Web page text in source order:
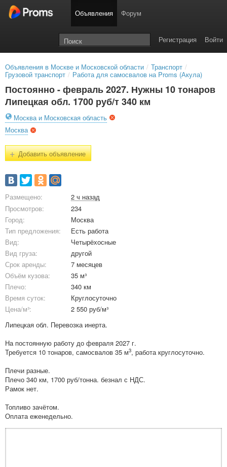
Объявления Форум
Войти
Регистрация
Объявления в Москве и Московской области / Транспорт /
Грузовой транспорт / Работа для самосвалов на Proms (Акула)
Постоянно - февраль 2027. Нужны 10 тонаров
Липецкая обл. 1700 руб/т 340 км
Москва и Московская область
Москва
+Добавить объявление
Размещено:
2 ч назад
Просмотров:
234
Город:
Москва
Тип предложения:
Есть работа
Вид:
Четырёхосные
Вид груза:
другой
Срок аренды:
7 месяцев
Объём кузова:
35 м³
Плечо:
340 км
Время суток:
Круглосуточно
Цена/м³:
2 550 руб/м³
Липецкая обл. Перевозка инерта.
На постоянную работу до февраля 2027 г.
Требуется 10 тонаров, самосвалов 35 м3, работа круглосуточно.
Плечи разные.
Плечо 340 км, 1700 руб/тонна. безнал с НДС.
Рамок нет.
Топливо зачётом.
Оплата еженедельно.